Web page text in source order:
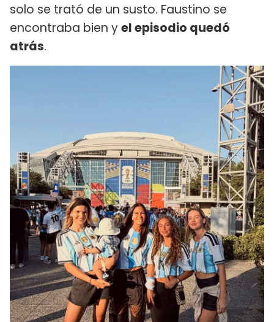
solo se trató de un susto. Faustino se
encontraba bien yel episodio quedó
atrás.